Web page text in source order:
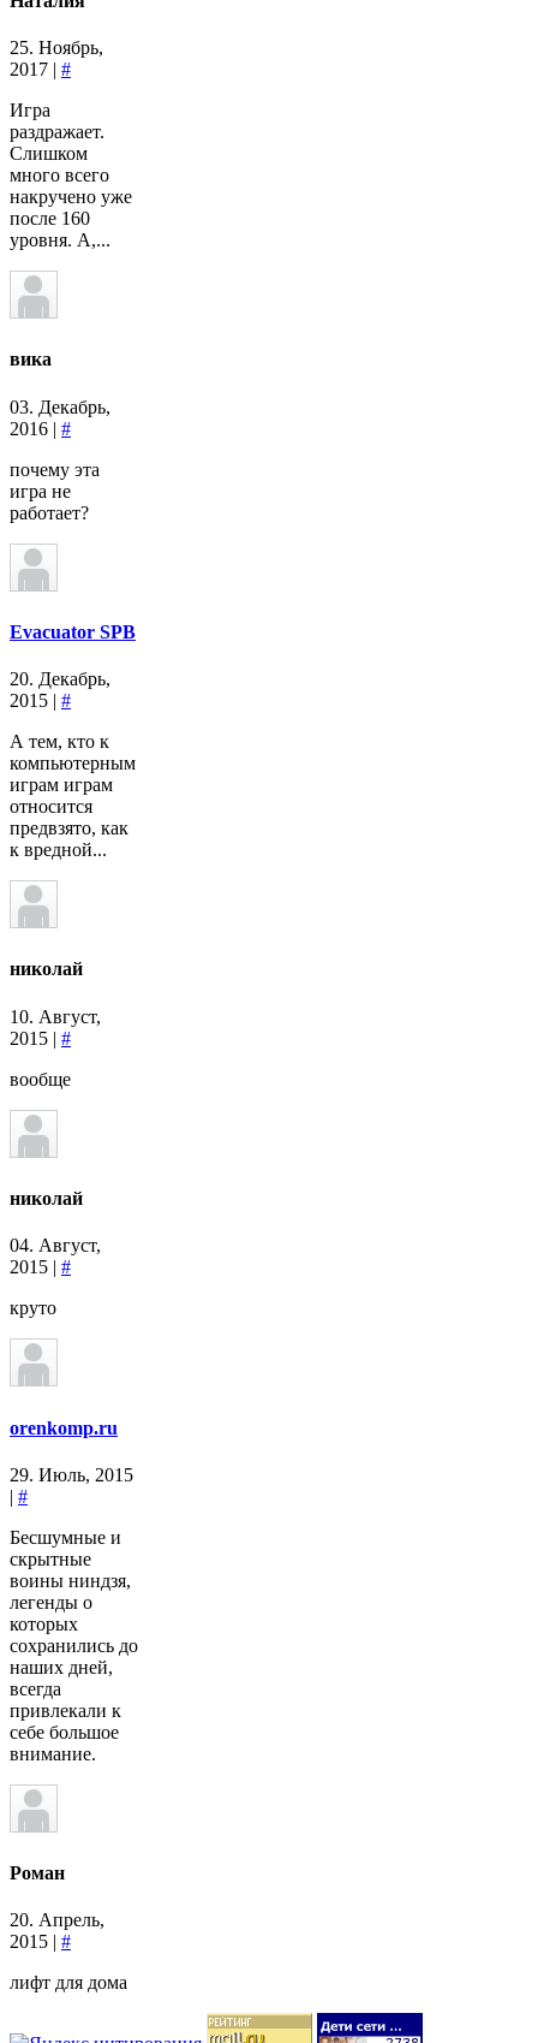
25. Ноябрь,
2017 | #
Игра
раздражает.
Слишком
много всего
накручено уже
после 160
уровня. А,...
вика
03. Декабрь,
2016 | #
почему эта
игра не
работает?
Evacuator SPB
20. Декабрь,
2015 | #
А тем, кто к
компьютерным
играм играм
относится
предвзято, как
к вредной...
николай
10. Август,
2015 | #
вообще
николай
04. Август,
2015 | #
круто
orenkomp.ru
29. Июль, 2015
| #
Бесшумные и
скрытные
воины ниндзя,
легенды о
которых
сохранились до
наших дней,
всегда
привлекали к
себе большое
внимание.
Роман
20. Апрель,
2015 | #
лифт для дома